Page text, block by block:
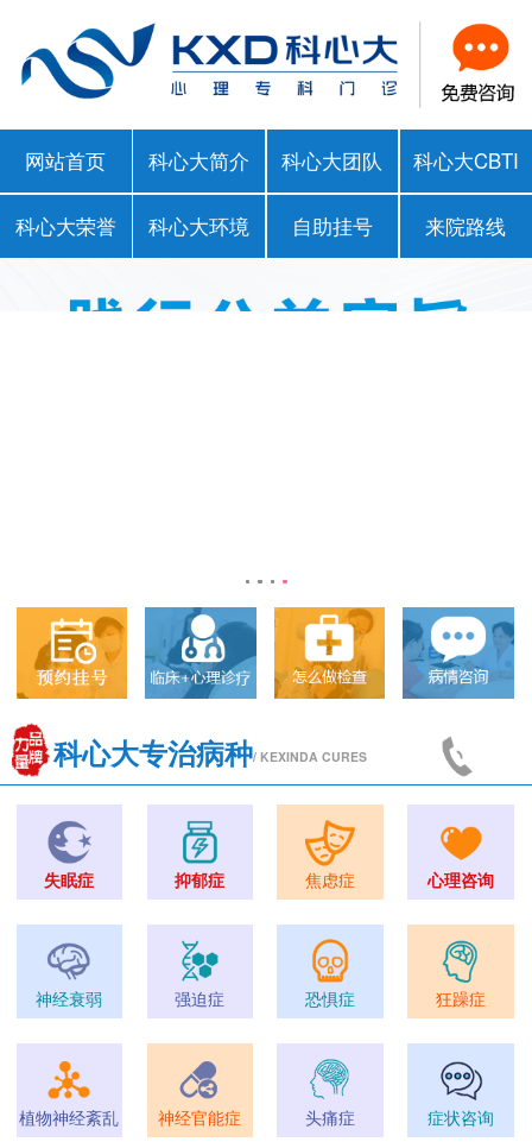
网站首页 科心大简介 科心大团队 科心大CBTI
科心大荣誉 科心大环境 自助挂号 来院路线
科心大专治病种/ KEXINDA CURES
失眠症 抑郁症 焦虑症 心理咨询
神经衰弱 强迫症 恐惧症 狂躁症
植物神经紊乱 神经官能症 头痛症 症状咨询